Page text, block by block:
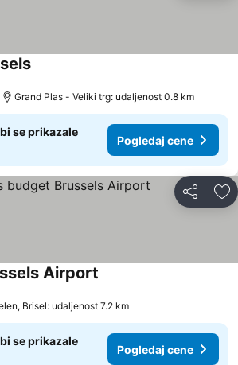
Pogledaj cene
Grand Plas - Veliki trg: udaljenost 0.8 km
se prikazale
Pogledaj cene
Deli
Airport
Brisel: udaljenost 7.2 km
se prikazale
Pogledaj cene